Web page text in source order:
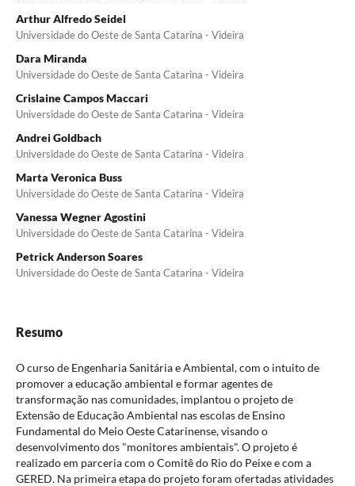
Arthur Alfredo Seidel
Universidade do Oeste de Santa Catarina - Videira
Dara Miranda
Universidade do Oeste de Santa Catarina - Videira
Crislaine Campos Maccari
Universidade do Oeste de Santa Catarina - Videira
Andrei Goldbach
Universidade do Oeste de Santa Catarina - Videira
Marta Veronica Buss
Universidade do Oeste de Santa Catarina - Videira
Vanessa Wegner Agostini
Universidade do Oeste de Santa Catarina - Videira
Petrick Anderson Soares
Universidade do Oeste de Santa Catarina - Videira
Resumo
O curso de Engenharia Sanitária e Ambiental, com o intuito de
promover a educação ambiental e formar agentes de
transformação nas comunidades, implantou o projeto de
Extensão de Educação Ambiental nas escolas de Ensino
Fundamental do Meio Oeste Catarinense, visando o
desenvolvimento dos "monitores ambientais". O projeto é
realizado em parceria com o Comitê do Rio do Peixe e com a
GERED. Na primeira etapa do projeto foram ofertadas atividades